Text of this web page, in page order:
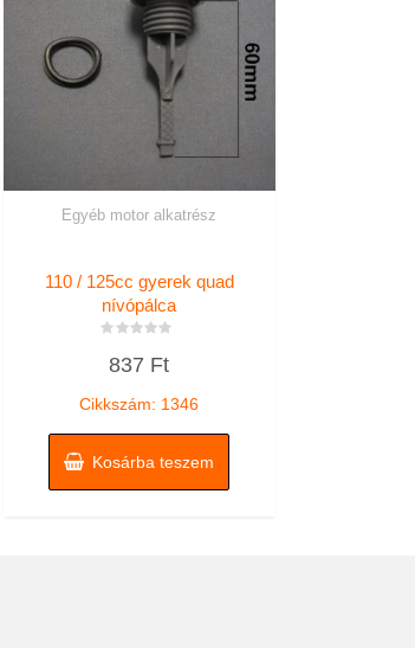
Egyéb motor alkatrész
110 / 125cc gyerek quad
nívópálca
837 Ft
Cikkszám: 1346
Kosárba teszem